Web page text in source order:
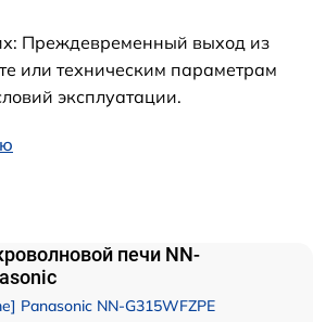
Преждевременный выход из
или техническим параметрам
эксплуатации.
печи NN-
Panasonic NN-G315WFZPE